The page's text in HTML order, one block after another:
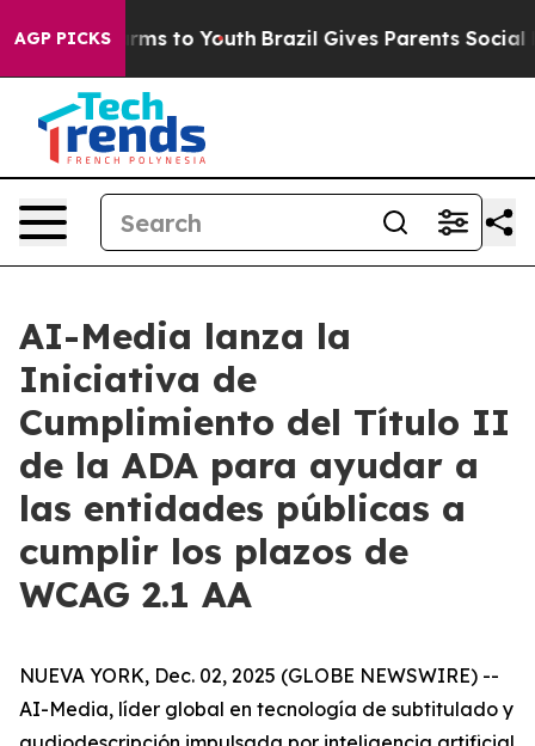
AGP PICKSHarms to Youth Brazil Gives Parents Social
AI-Media lanza la
Iniciativa de
Cumplimiento del Título II
de la ADA para ayudar a
las entidades públicas a
cumplir los plazos de
WCAG 2.1 AA
NUEVA YORK, Dec. 02, 2025 (GLOBE NEWSWIRE) --
AI-Media, líder global en tecnología de subtitulado y